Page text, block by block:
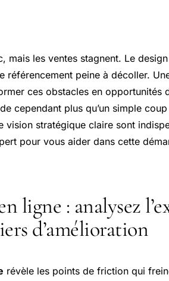
mais les ventes stagnent. Le
référencement peine à décoller.
ces obstacles en opportunités
cependant plus qu’un simple
vision stratégique claire sont
pour vous aider dans cette
ligne : analysez
d’amélioration
révèle les points de friction qui